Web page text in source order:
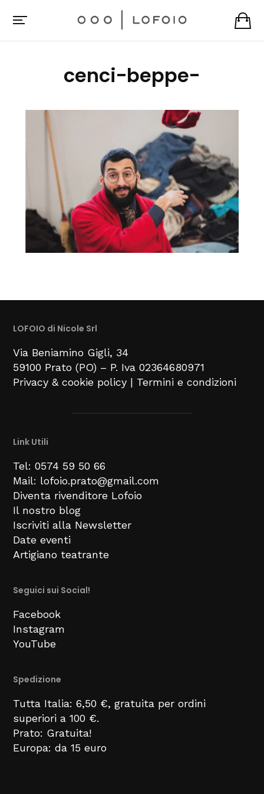
cenci-beppe-
LOFOIO di Nicole Srl
Via Beniamino Gigli, 34
59100 Prato (PO) – P. Iva 02364680971
Privacy & cookie policy | Termini e condizioni
Link Utili
Tel: 0574 59 50 66
Mail: lofoio.prato@gmail.com
Diventa rivenditore Lofoio
Il nostro blog
Iscriviti alla Newsletter
Date eventi
Artigiano teatrante
Seguici sui Social!
Facebook
Instagram
YouTube
Spedizione
Tutta Italia: 6,50 €, gratuita per ordini
superiori a 100 €.
Prato: Gratuita!
Europa: da 15 euro